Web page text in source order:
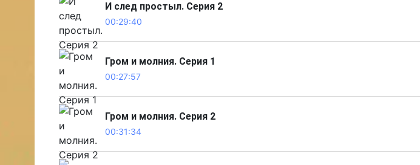
И след простыл. Серия 2
00:29:40
Гром и молния. Серия 1
00:27:57
Гром и молния. Серия 2
00:31:34